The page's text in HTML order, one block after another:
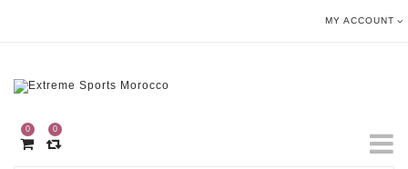
MY ACCOUNT
0 0